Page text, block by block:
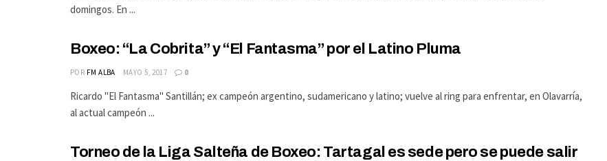
domingos. En ...
Boxeo: “La Cobrita” y “El Fantasma” por el Latino Pluma
POR FM ALBA MAYO 5, 2017 0
Ricardo "El Fantasma" Santillán; ex campeón argentino, sudamericano y latino; vuelve al ring para enfrentar, en Olavarría,
al actual campeón ...
Torneo de la Liga Salteña de Boxeo: Tartagal es sede pero se puede salir